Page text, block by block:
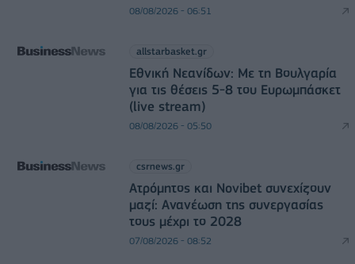
08/08/2026 - 06:51
allstarbasket.gr
Εθνική Νεανίδων: Με τη Βουλγαρία
για τις θέσεις 5-8 του Ευρωμπάσκετ
(live stream)
08/08/2026 - 05:50
csrnews.gr
Ατρόμητος και Novibet συνεχίζουν
μαζί: Ανανέωση της συνεργασίας
τους μέχρι το 2028
07/08/2026 - 08:52